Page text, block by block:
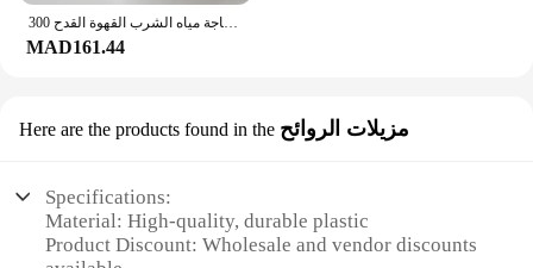
300 مللي كوب من الفولاذ المقاوم للصدأ كوب للبيرة مع غطاء القش المملكة العربية السعودية شعار التخييم في الهواء الطلق السفر زجاجة مياه الشرب القهوة القدح
MAD161.44
Here are the products found in the مزيلات الروائح
Specifications:
Material: High-quality, durable plastic
Product Discount: Wholesale and vendor discounts